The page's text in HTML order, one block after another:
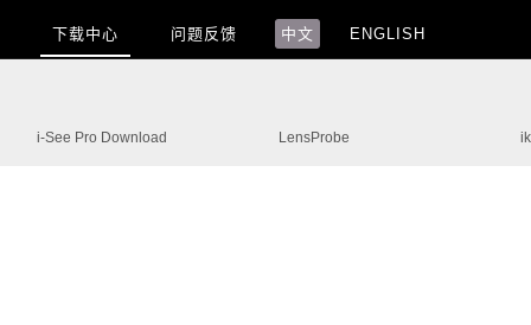
下载中心 问题反馈 中文 ENGLISH
i-See Pro Download LensProbe